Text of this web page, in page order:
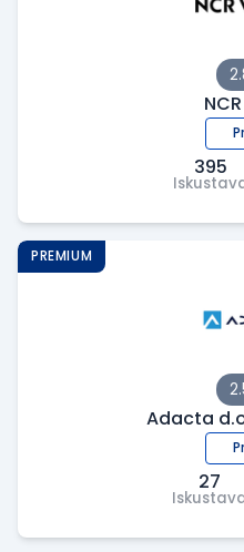
395
Adacta
27
PREMIUM